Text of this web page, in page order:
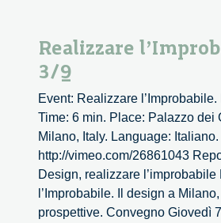
Realizzare
3/9
Event: Realizzare
Time: 6 min. Place: Palazzo dei
Milano, Italy. Language:
http://vimeo.com/26861043
Design, realizzare
l’Improbabile. Il design a
prospettive. Convegno Giovedì